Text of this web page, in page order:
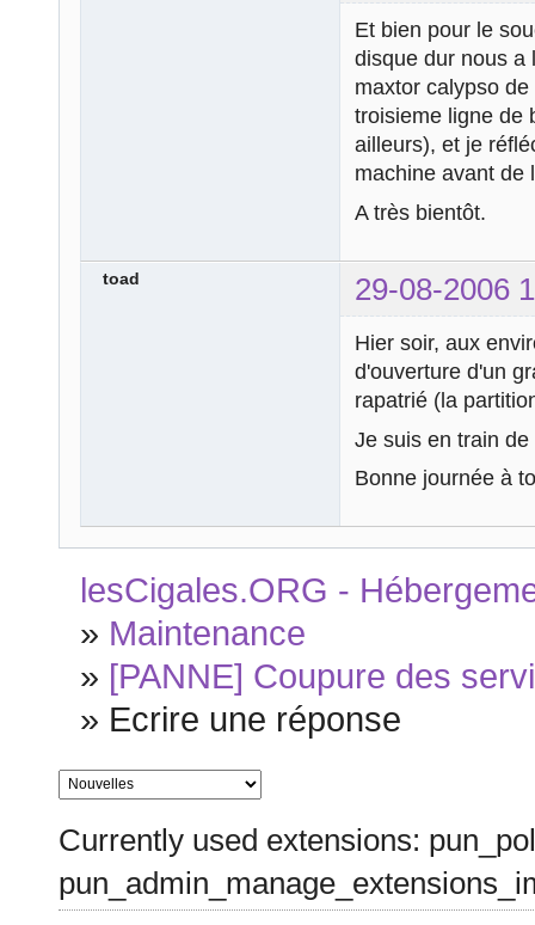
Et bien pour le
disque dur nous a
maxtor calypso
troisieme ligne de
ailleurs), et je
machine avant de
A très bientôt.
toad 29-08-2006
Hier soir, aux
d'ouverture d'un
rapatrié (la
Je suis en train
Bonne journée à
lesCigales.ORG -
» Maintenance
» [PANNE] Coupure des
» Ecrire une réponse
Currently used extensions: